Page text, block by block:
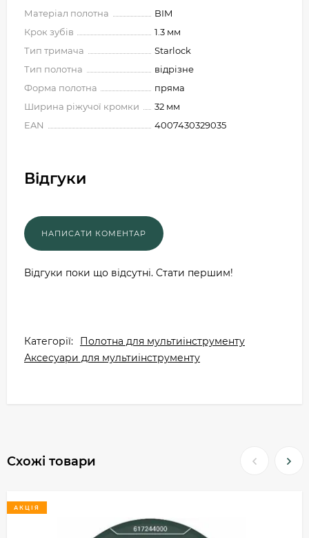
Матеріал полотна
BIM
Крок зубів
1.3 мм
Тип тримача
Starlock
Тип полотна
відрізне
Форма полотна
пряма
Ширина ріжучої кромки
32 мм
EAN
4007430329035
Відгуки
Відгуки поки що відсутні. Стати першим!
Категорії:
Полотна для мультиінструменту
Аксесуари для мультиінструменту
Схожі товари
АКЦІЯ